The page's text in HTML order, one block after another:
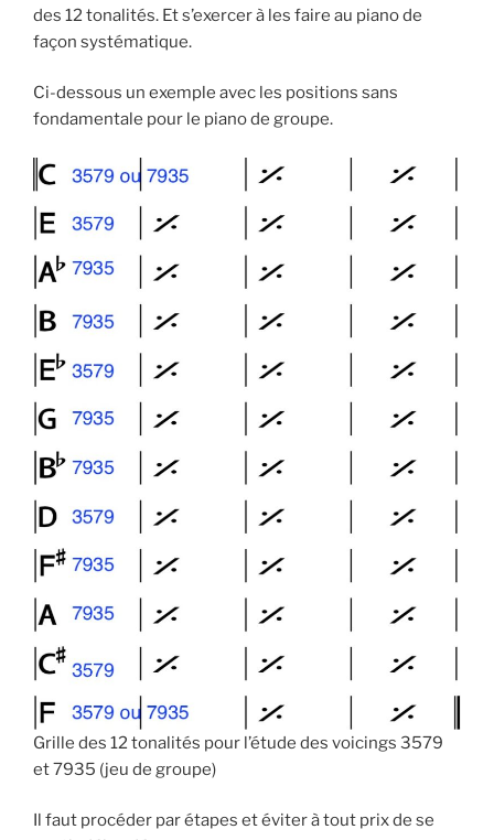
des 12 tonalités. Et s’exercer à les faire au piano de
façon systématique.
Ci-dessous un exemple avec les positions sans
fondamentale pour le piano de groupe.
Grille des 12 tonalités pour l’étude des voicings 3579
et 7935 (jeu de groupe)
Il faut procéder par étapes et éviter à tout prix de se